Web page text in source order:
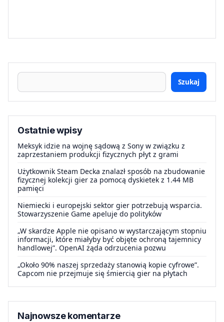
Szukaj
Ostatnie wpisy
Meksyk idzie na wojnę sądową z Sony w związku z
zaprzestaniem produkcji fizycznych płyt z grami
Użytkownik Steam Decka znalazł sposób na zbudowanie
fizycznej kolekcji gier za pomocą dyskietek z 1.44 MB
pamięci
Niemiecki i europejski sektor gier potrzebują wsparcia.
Stowarzyszenie Game apeluje do polityków
„W skardze Apple nie opisano w wystarczającym stopniu
informacji, które miałyby być objęte ochroną tajemnicy
handlowej”. OpenAI żąda odrzucenia pozwu
„Około 90% naszej sprzedaży stanowią kopie cyfrowe”.
Capcom nie przejmuje się śmiercią gier na płytach
Najnowsze komentarze